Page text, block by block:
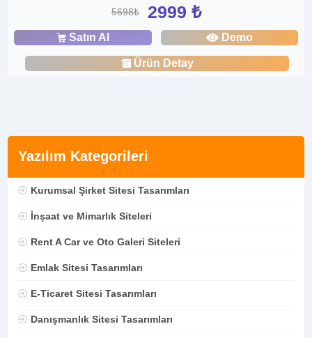
Yazılım Kategorileri
Kurumsal Şirket Sitesi Tasarımları
İnşaat ve Mimarlık Siteleri
Rent A Car ve Oto Galeri Siteleri
Emlak Sitesi Tasarımları
E-Ticaret Sitesi Tasarımları
Danışmanlık Sitesi Tasarımları
5698₺ 2999 ₺
Satın Al Demo
Ürün Detay